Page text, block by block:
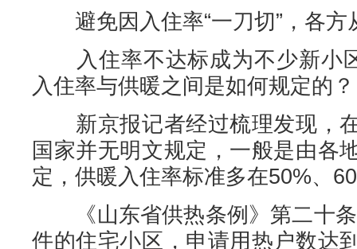
避免因入住率“一刀切”，各方
入住率不达标成为不少新小区
入住率与供暖之间是如何规定的？
新京报记者经过梳理发现，
国家并无明文规定，一般是由各
定，供暖入住率标准多在50%、
《山东省供热条例》第二十条
件的住宅小区，申请用热户数达